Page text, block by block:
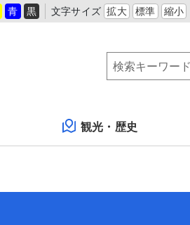
青 黒 文字サイズ 拡大 標準 縮小
観光・歴史